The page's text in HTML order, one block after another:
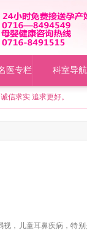
医专栏 科室导航
信求实 追求更好。
视，儿童耳鼻疾病，特